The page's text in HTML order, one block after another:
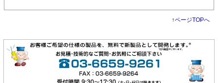
↑ページTOPへ